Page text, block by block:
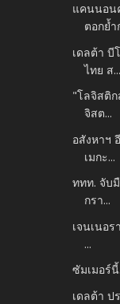
แคนนอน
ตอกย้ำ
เดลต้า บี
ไทย ส...
"โลจิสติ
จิสต...
อสังหาฯ
เมกะ...
ททท. จับ
กรา...
เจนเนอ
...
ซัมเมอร์นี้
เดลต้า ป